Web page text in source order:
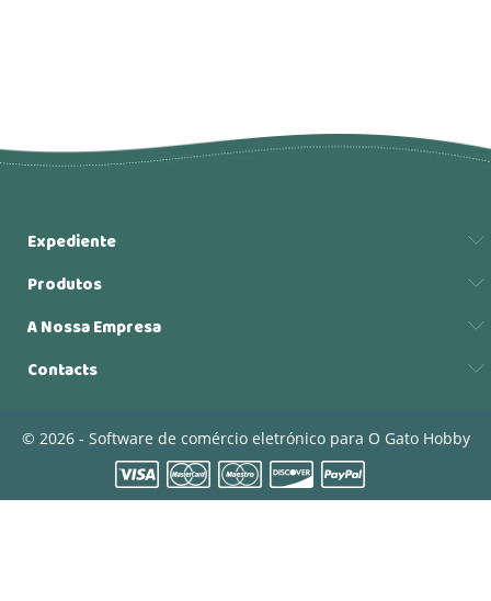
Expediente
Produtos
A Nossa Empresa
Contacts
© 2026 - Software de comércio eletrónico para O Gato Hobby